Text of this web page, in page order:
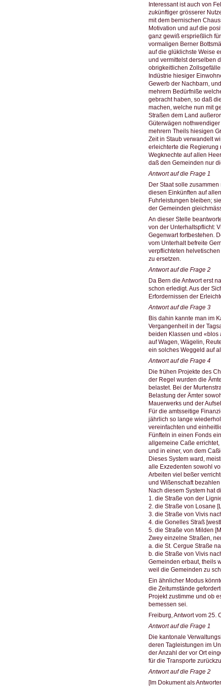
Interessant ist auch von
zukünftiger grösserer
mit dem bernischen
Motivation und auf die
ganz gewiß ersprießlich
vormaligen Berner
auf die glüklichste Weise
und vermittelst derselben
obrigkeitlichen
Indüstrie hiesiger
Gewerb der Nachbarn,
mehrern Bedürfniße
gebracht haben, so daß
machen, welche nun mit
Straßen dem Land
Güterwägen
mehrern Theils hiesigen
Zeit in Staub verwandelt
erleichterte die Regierung
Wegknechte auf allen
daß den Gemeinden nur
Antwort auf die Frage 1
Der Staat solle
diesen Einkünften auf
Fuhrleistungen bleiben;
der Gemeinden
An dieser Stelle
von der Unterhaltspflicht:
Gegenwart fortbestehen.
vom Unterhalt befreite
verpflichteten
zu ersetzen.
Antwort auf die Frage 2
Da Bern die Antwort erst
schon erledigt. Aus der
Erfordernissen der
Antwort auf die Frage 3
Bis dahin kannte man im
Vergangenheit in der
beiden Klassen und «blos
auf Wagen, Wägelin,
ein solches Weggeld auf
Antwort auf die Frage 4
Die frühen Projekte des
der Regel wurden die
belastet. Bei der
Belastung der Ämter
Mauerwerks und der
Für die amtsseitige
jährlich so lange
vereinfachten und
Fünfteln in einen Fonds
allgemeine Caße
und in einer, von dem
Dieses System ward,
alle Exzedenten sowohl
Arbeiten viel beßer
und Wißenschaft
Nach diesem System hat
1. die Straße von der
2. die Straße von Losane
3. die Straße von Vivis
4. die Gonelles Straß
5. die Straße von Milden
Zwey einzelne Straßen,
a. die St. Cergue Straße
b. die Straße von Vivis
Gemeinden erbaut, theils
weil die Gemeinden zu
Ein ähnlicher Modus
die Zeitumstände
Projekt zustimme und ob
bemessen sei.
Freiburg, Antwort vom 25.
Antwort auf die Frage 1
Die kantonale
deren Tagleistungen im
der Anzahl der vor Ort
für die Transporte
Antwort auf die Frage 2
[Im Dokument als